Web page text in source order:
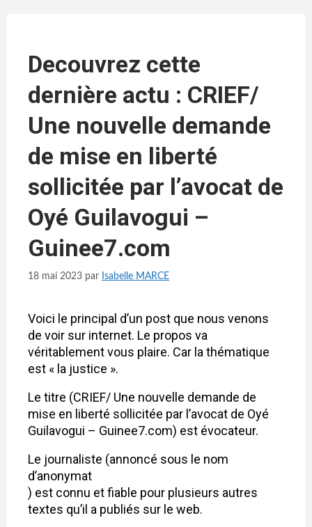
Decouvrez cette
dernière actu : CRIEF/
Une nouvelle demande
de mise en liberté
sollicitée par l’avocat de
Oyé Guilavogui –
Guinee7.com
18 mai 2023 par Isabelle MARCE
Voici le principal d’un post que nous venons
de voir sur internet. Le propos va
véritablement vous plaire. Car la thématique
est « la justice ».
Le titre (CRIEF/ Une nouvelle demande de
mise en liberté sollicitée par l’avocat de Oyé
Guilavogui – Guinee7.com) est évocateur.
Le journaliste (annoncé sous le nom
d’anonymat
) est connu et fiable pour plusieurs autres
textes qu’il a publiés sur le web.